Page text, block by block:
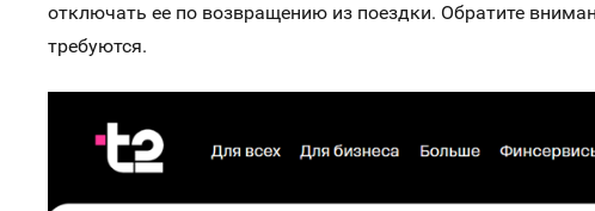
отключать ее по возвращению из поездки. Обратите
требуются.